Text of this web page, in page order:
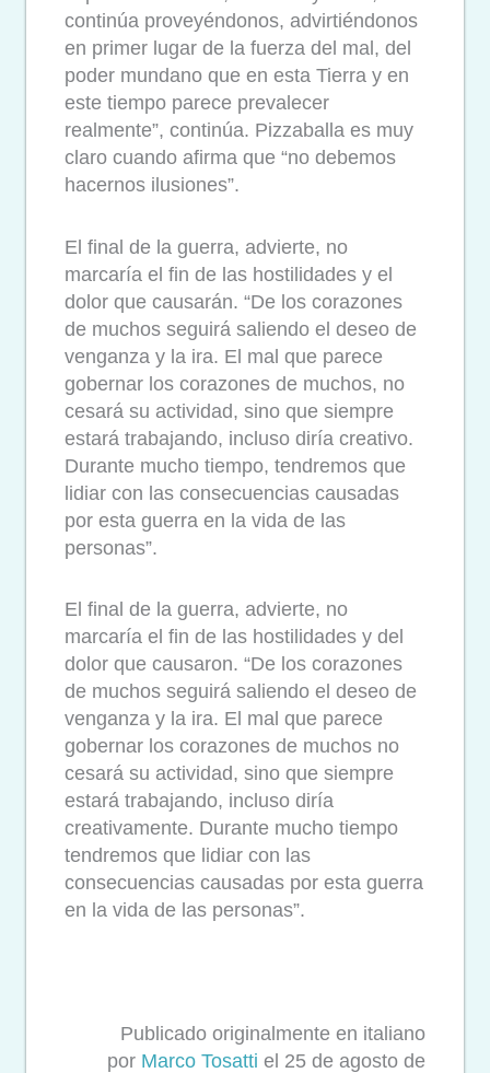
continúa proveyéndonos, advirtiéndonos
en primer lugar de la fuerza del mal, del
poder mundano que en esta Tierra y en
este tiempo parece prevalecer
realmente”, continúa. Pizzaballa es muy
claro cuando afirma que “no debemos
hacernos ilusiones”.
El final de la guerra, advierte, no
marcaría el fin de las hostilidades y el
dolor que causarán. “De los corazones
de muchos seguirá saliendo el deseo de
venganza y la ira. El mal que parece
gobernar los corazones de muchos, no
cesará su actividad, sino que siempre
estará trabajando, incluso diría creativo.
Durante mucho tiempo, tendremos que
lidiar con las consecuencias causadas
por esta guerra en la vida de las
personas”.
El final de la guerra, advierte, no
marcaría el fin de las hostilidades y del
dolor que causaron. “De los corazones
de muchos seguirá saliendo el deseo de
venganza y la ira. El mal que parece
gobernar los corazones de muchos no
cesará su actividad, sino que siempre
estará trabajando, incluso diría
creativamente. Durante mucho tiempo
tendremos que lidiar con las
consecuencias causadas por esta guerra
en la vida de las personas”.
Publicado originalmente en italiano
por Marco Tosatti el 25 de agosto de